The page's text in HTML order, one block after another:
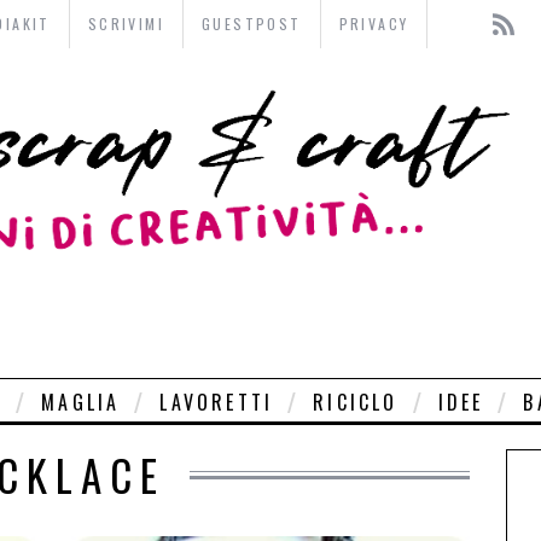
SCRIVIMI GUESTPOST PRIVACY
MAGLIA LAVORETTI RICICLO IDEE